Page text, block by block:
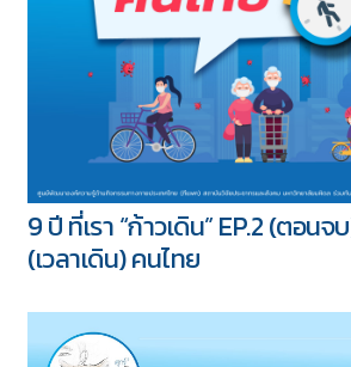
9 ปี ที่เรา “ก้าวเดิน” EP.2 (ตอนจ
(เวลาเดิน) คนไทย